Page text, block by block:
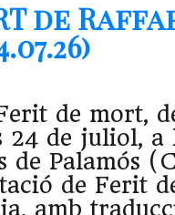
de
de mort,
24 de juliol, a
de Palamós
de Ferit
amb